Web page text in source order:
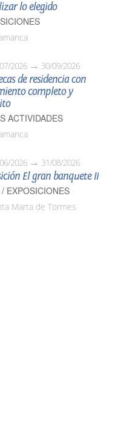
lo elegido
2026 30/09/2026
de residencia con
completo y
ACTIVIDADES
2026 31/08/2026
El gran banquete II
EXPOSICIONES
Marta de Tormes